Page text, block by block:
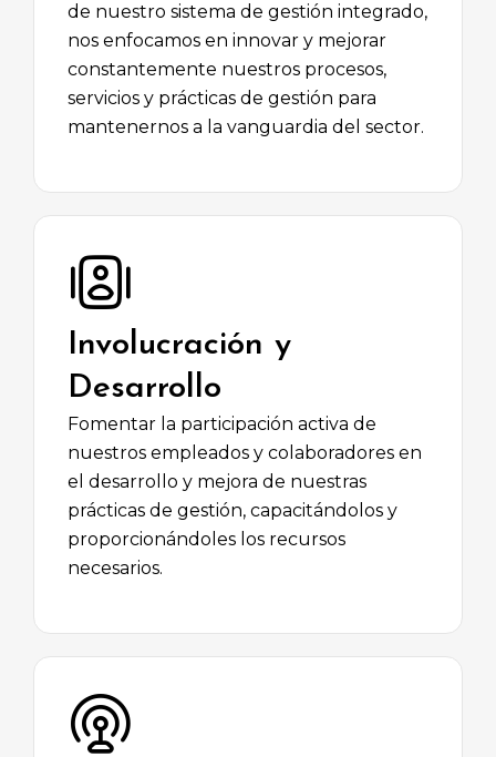
de nuestro sistema de gestión integrado,
nos enfocamos en innovar y mejorar
constantemente nuestros procesos,
servicios y prácticas de gestión para
mantenernos a la vanguardia del sector.
Involucración y
Desarrollo
Fomentar la participación activa de
nuestros empleados y colaboradores en
el desarrollo y mejora de nuestras
prácticas de gestión, capacitándolos y
proporcionándoles los recursos
necesarios.